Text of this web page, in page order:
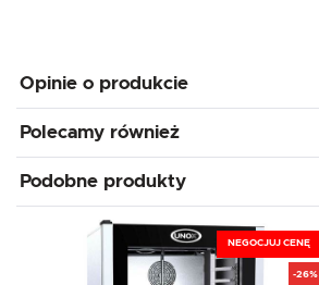
Opinie o produkcie
Polecamy również
Podobne produkty
NEGOCJUJ CENĘ
-26%